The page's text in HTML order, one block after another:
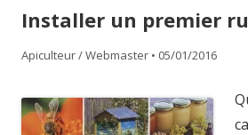
contenu
Installer un premier
Apiculteur / Webmaster • 05/01/2016